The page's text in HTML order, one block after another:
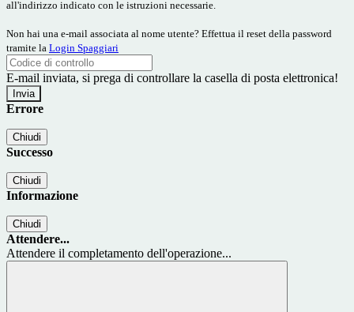
all'indirizzo indicato con le istruzioni necessarie.
Non hai una e-mail associata al nome utente? Effettua il reset della password
tramite la Login Spaggiari
E-mail inviata, si prega di controllare la casella di posta elettronica!
Errore
Chiudi
Successo
Chiudi
Informazione
Chiudi
Attendere...
Attendere il completamento dell'operazione...